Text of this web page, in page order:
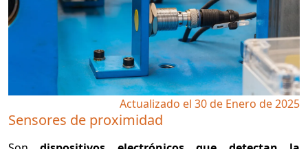
Actualizado el 30 de Enero de 2025
Sensores de proximidad